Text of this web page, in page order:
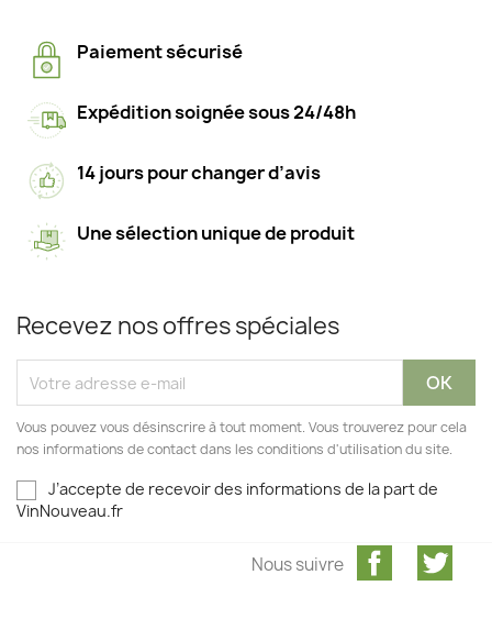
Paiement sécurisé
Expédition soignée sous 24/48h
14 jours pour changer d’avis
Une sélection unique de produit
Recevez nos offres spéciales
Vous pouvez vous désinscrire à tout moment. Vous trouverez pour cela
nos informations de contact dans les conditions d'utilisation du site.
J’accepte de recevoir des informations de la part de
VinNouveau.fr
Facebook
Nous suivre